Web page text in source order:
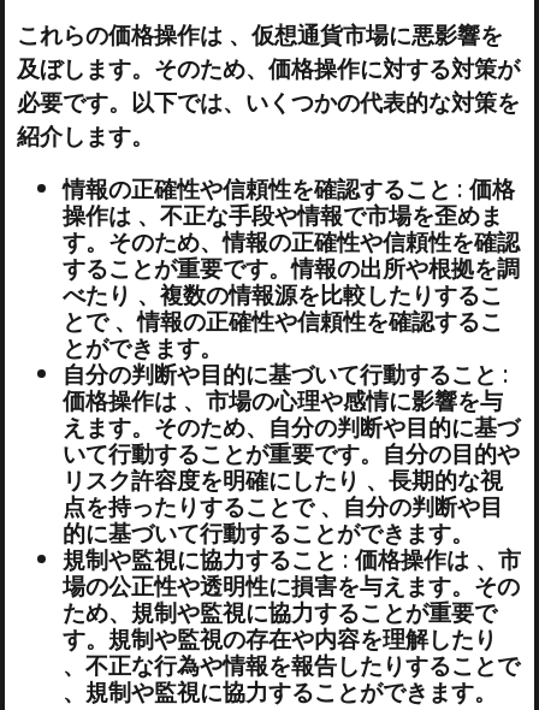
これらの価格操作は 、仮想通貨市場に悪影響を
及ぼします。そのため、価格操作に対する対策が
必要です。以下では、いくつかの代表的な対策を
紹介します。
情報の正確性や信頼性を確認すること : 価格
操作は 、不正な手段や情報で市場を歪めま
す。そのため、情報の正確性や信頼性を確認
することが重要です。情報の出所や根拠を調
べたり 、複数の情報源を比較したりするこ
とで 、情報の正確性や信頼性を確認するこ
とができます。
自分の判断や目的に基づいて行動すること :
価格操作は 、市場の心理や感情に影響を与
えます。そのため、自分の判断や目的に基づ
いて行動することが重要です。自分の目的や
リスク許容度を明確にしたり 、長期的な視
点を持ったりすることで 、自分の判断や目
的に基づいて行動することができます。
規制や監視に協力すること : 価格操作は 、市
場の公正性や透明性に損害を与えます。その
ため、規制や監視に協力することが重要で
す。規制や監視の存在や内容を理解したり
、不正な行為や情報を報告したりすることで
、規制や監視に協力することができます。